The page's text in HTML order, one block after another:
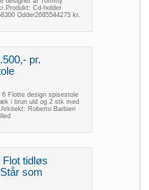
Cd-holder
Odder2685544275 kr.
pr.
Flotte design spisestole
i brun uld og 2 stk med
Roberto Barbieri
tidløs
som